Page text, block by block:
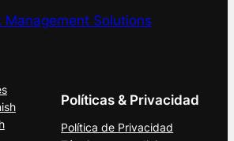
Management Solutions
Políticas & Privacidad
Política de Privacidad